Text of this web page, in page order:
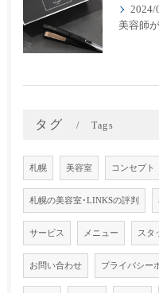
2024/
タグ Tags
札幌 美容室 コンセプト
札幌の美容室･LINKSの評判
サービス メニュー スタ
お問い合わせ プライバシー